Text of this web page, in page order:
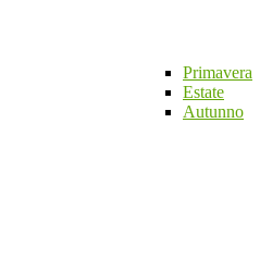
Primavera
Estate
Autunno